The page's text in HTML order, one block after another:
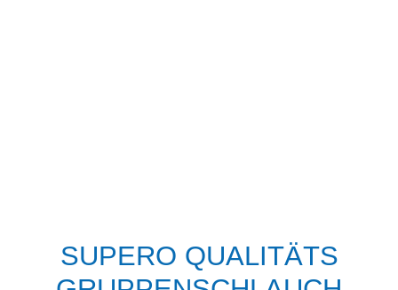
SUPERO QUALITÄTS